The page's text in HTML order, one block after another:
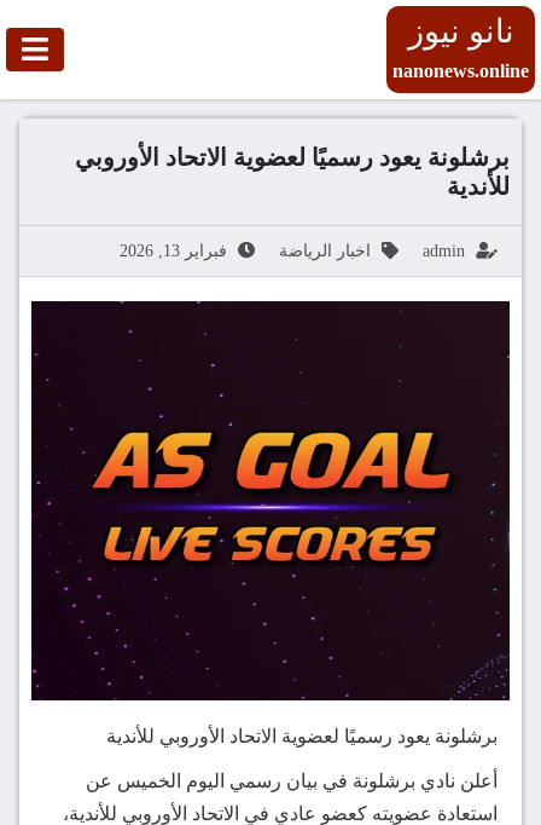
نانو نيوز
nanonews.online
برشلونة يعود رسميًا لعضوية الاتحاد الأوروبي
للأندية
admin اخبار الرياضة فبراير 13, 2026
برشلونة يعود رسميًا لعضوية الاتحاد الأوروبي للأندية
أعلن نادي برشلونة في بيان رسمي اليوم الخميس عن
استعادة عضويته كعضو عادي في الاتحاد الأوروبي للأندية،